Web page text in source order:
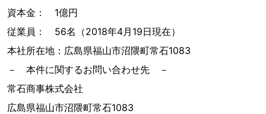
資本金： 1億円
従業員： 56名（2018年4月19日現在）
本社所在地：広島県福山市沼隈町常石1083
－ 本件に関するお問い合わせ先 －
常石商事株式会社
広島県福山市沼隈町常石1083